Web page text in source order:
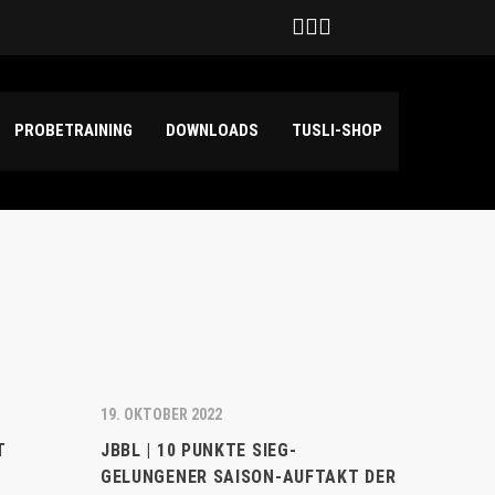
PROBETRAINING DOWNLOADS TUSLI-SHOP
19. OKTOBER 2022
JBBL | 10 PUNKTE SIEG-
GELUNGENER SAISON-AUFTAKT DER